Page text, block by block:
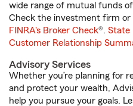
wide range of mutual funds
Check the investment firm or
FINRA's Broker Check®. State
Customer Relationship
Advisory Services
Whether you’re planning for
and protect your wealth,
help you pursue your goals.